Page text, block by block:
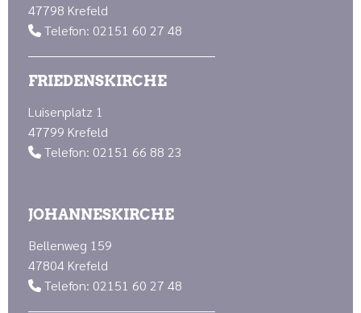
47798 Krefeld
 Telefon: 02151 60 27 48
FRIEDENSKIRCHE
Luisenplatz 1
47799 Krefeld
 Telefon: 02151 66 88 23
JOHANNESKIRCHE
Bellenweg 159
47804 Krefeld
 Telefon: 02151 60 27 48